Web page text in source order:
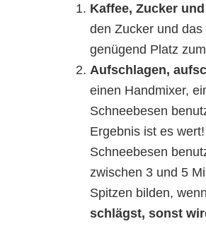
Kaffee, Zucker
den Zucker und
genügend Platz
Aufschlagen,
einen Handmixer,
Schneebesen
Ergebnis ist es
Schneebesen
zwischen 3 und 5
Spitzen bilden,
schlägst, sonst